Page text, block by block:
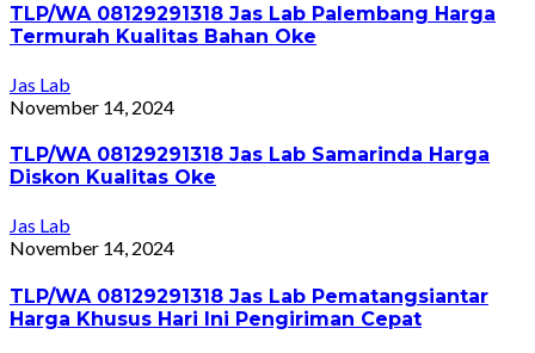
TLP/WA 08129291318 Jas Lab Palembang Harga
Termurah Kualitas Bahan Oke
Jas Lab
November 14, 2024
TLP/WA 08129291318 Jas Lab Samarinda Harga
Diskon Kualitas Oke
Jas Lab
November 14, 2024
TLP/WA 08129291318 Jas Lab Pematangsiantar
Harga Khusus Hari Ini Pengiriman Cepat